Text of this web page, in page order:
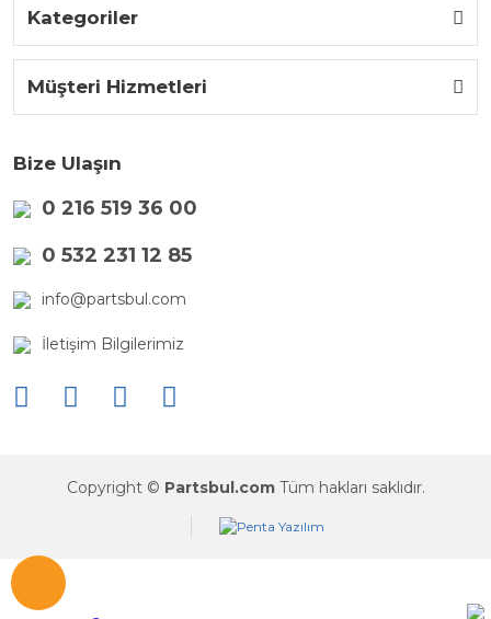
Kategoriler
Müşteri Hizmetleri
Bize Ulaşın
0 216 519 36 00
0 532 231 12 85
info@partsbul.com
İletişim Bilgilerimiz
Copyright © Partsbul.com Tüm hakları saklıdır.